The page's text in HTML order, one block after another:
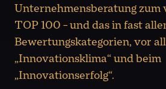
Unternehmensberatung
TOP 100 – und das in fast
Bewertungskategorien, vor
„Innovationsklima“ und beim
„Innovationserfolg“.